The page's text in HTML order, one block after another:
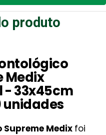
produto
Medix
33x45cm
unidades
Medix foi